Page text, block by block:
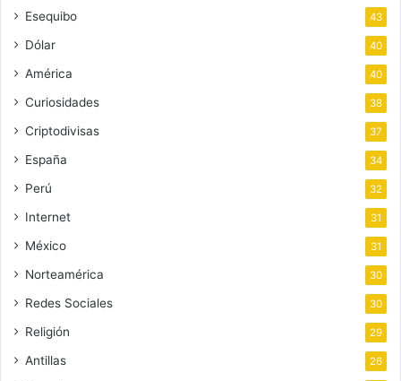
Esequibo 43
Dólar 40
América 40
Curiosidades 38
Criptodivisas 37
España 34
Perú 32
Internet 31
México 31
Norteamérica 30
Redes Sociales 30
Religión 29
Antillas 26